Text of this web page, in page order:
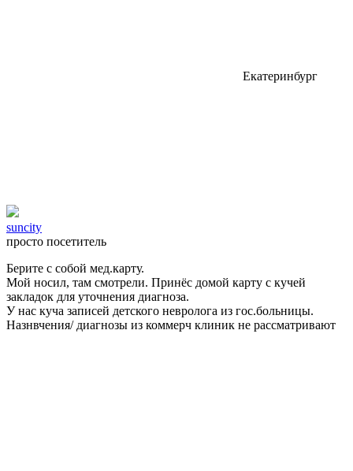
Екатеринбург
suncity
просто посетитель
Берите с собой мед.карту.
Мой носил, там смотрели. Принёс домой карту с кучей
закладок для уточнения диагноза.
У нас куча записей детского невролога из гос.больницы.
Назнвчения/ диагнозы из коммерч клиник не рассматривают